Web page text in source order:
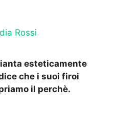
Rossi
esteticamente
che i suoi firoi
il perchè.